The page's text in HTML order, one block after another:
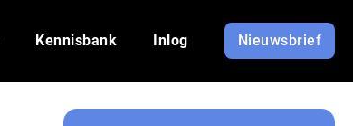
Kennisbank Inlog Nieuwsbrief